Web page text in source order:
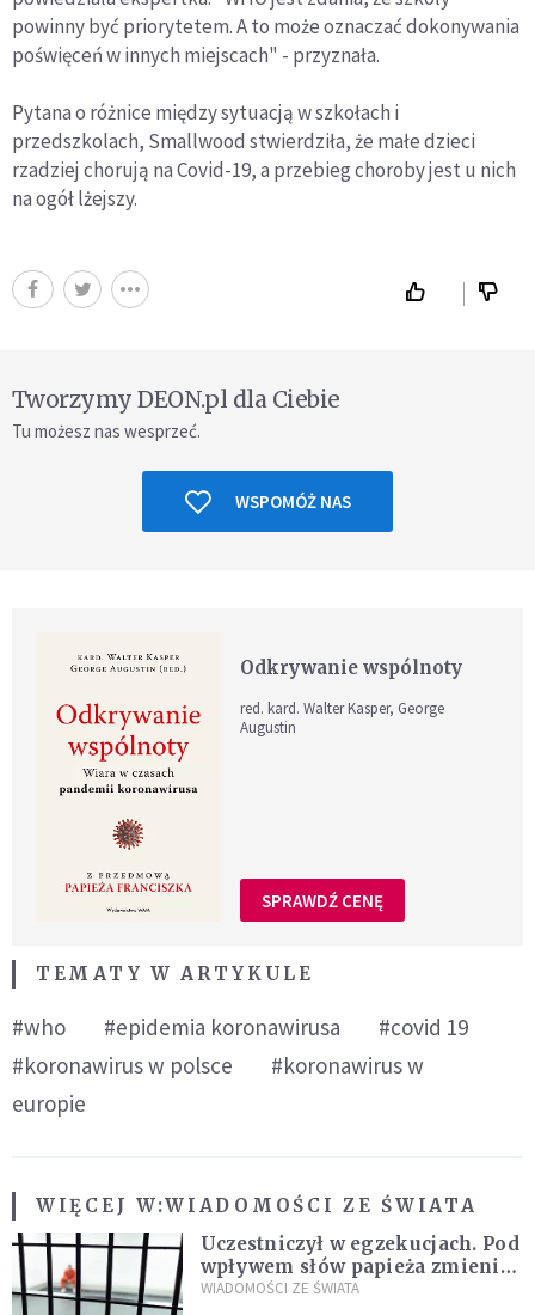
powinny być priorytetem. A to może oznaczać dokonywania
poświęceń w innych miejscach" - przyznała.
Pytana o różnice między sytuacją w szkołach i
przedszkolach, Smallwood stwierdziła, że małe dzieci
rzadziej chorują na Covid-19, a przebieg choroby jest u nich
na ogół lżejszy.
Tworzymy DEON.pl dla Ciebie
Tu możesz nas wesprzeć.
WSPOMÓŻ NAS
Odkrywanie wspólnoty
red. kard. Walter Kasper, George
Augustin
SPRAWDŹ CENĘ
TEMATY W ARTYKULE
#who #epidemia koronawirusa
#covid 19
#koronawirus w polsce
#koronawirus w
europie
WIĘCEJ W:WIADOMOŚCI ZE ŚWIATA
Uczestniczył w egzekucjach. Pod
wpływem słów papieża zmienił
zdanie
WIADOMOŚCI ZE ŚWIATA